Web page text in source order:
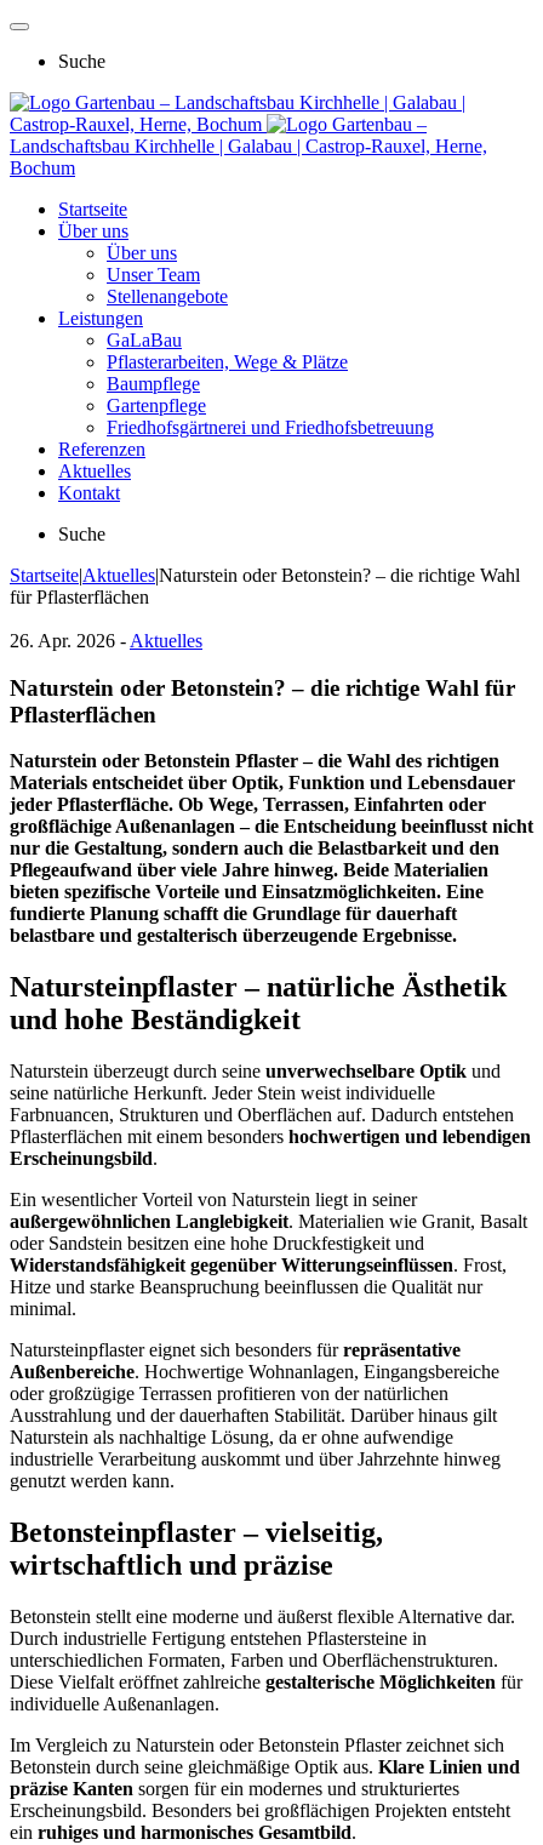
Suche
Gartenbau – Landschaftsbau Kirchhelle | Galabau |
Castrop-Rauxel, Herne, Bochum
Gartenbau –
Landschaftsbau Kirchhelle | Galabau | Castrop-Rauxel, Herne,
Bochum
Startseite
Über uns
Über uns
Unser Team
Stellenangebote
Leistungen
GaLaBau
Pflasterarbeiten, Wege & Plätze
Baumpflege
Gartenpflege
Friedhofsgärtnerei und Friedhofsbetreuung
Referenzen
Aktuelles
Kontakt
Suche
Startseite|Aktuelles|Naturstein oder Betonstein? – die richtige Wahl
für Pflasterflächen
26. Apr. 2026 - Aktuelles
Naturstein oder Betonstein? – die richtige Wahl für
Pflasterflächen
Naturstein oder Betonstein Pflaster – die Wahl des richtigen
Materials entscheidet über Optik, Funktion und Lebensdauer
jeder Pflasterfläche. Ob Wege, Terrassen, Einfahrten oder
großflächige Außenanlagen – die Entscheidung beeinflusst nicht
nur die Gestaltung, sondern auch die Belastbarkeit und den
Pflegeaufwand über viele Jahre hinweg. Beide Materialien
bieten spezifische Vorteile und Einsatzmöglichkeiten. Eine
fundierte Planung schafft die Grundlage für dauerhaft
belastbare und gestalterisch überzeugende Ergebnisse.
Natursteinpflaster – natürliche Ästhetik
und hohe Beständigkeit
Naturstein überzeugt durch seine unverwechselbare Optik und
seine natürliche Herkunft. Jeder Stein weist individuelle
Farbnuancen, Strukturen und Oberflächen auf. Dadurch entstehen
Pflasterflächen mit einem besonders hochwertigen und lebendigen
Erscheinungsbild.
Ein wesentlicher Vorteil von Naturstein liegt in seiner
außergewöhnlichen Langlebigkeit. Materialien wie Granit, Basalt
oder Sandstein besitzen eine hohe Druckfestigkeit und
Widerstandsfähigkeit gegenüber Witterungseinflüssen. Frost,
Hitze und starke Beanspruchung beeinflussen die Qualität nur
minimal.
Natursteinpflaster eignet sich besonders fürrepräsentative
Außenbereiche. Hochwertige Wohnanlagen, Eingangsbereiche
oder großzügige Terrassen profitieren von der natürlichen
Ausstrahlung und der dauerhaften Stabilität. Darüber hinaus gilt
Naturstein als nachhaltige Lösung, da er ohne aufwendige
industrielle Verarbeitung auskommt und über Jahrzehnte hinweg
genutzt werden kann.
Betonsteinpflaster – vielseitig,
wirtschaftlich und präzise
Betonstein stellt eine moderne und äußerst flexible Alternative dar.
Durch industrielle Fertigung entstehen Pflastersteine in
unterschiedlichen Formaten, Farben und Oberflächenstrukturen.
Diese Vielfalt eröffnet zahlreiche gestalterische Möglichkeiten für
individuelle Außenanlagen.
Im Vergleich zu Naturstein oder Betonstein Pflaster zeichnet sich
Betonstein durch seine gleichmäßige Optik aus. Klare Linien und
präzise Kanten sorgen für ein modernes und strukturiertes
Erscheinungsbild. Besonders bei großflächigen Projekten entsteht
ein ruhiges und harmonisches Gesamtbild.